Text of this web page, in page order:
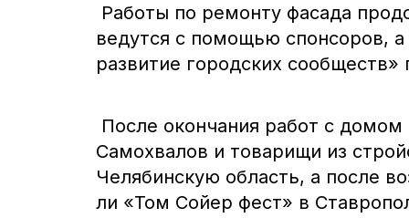
Работы по ремонту фасада
ведутся с помощью спонсоров,
развитие городских
После окончания работ с
Самохвалов и товарищи из
Челябинскую область, а после
ли «Том Сойер фест» в